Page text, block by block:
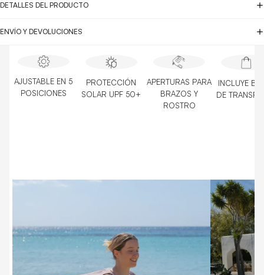
DETALLES DEL PRODUCTO
ENVÍO Y DEVOLUCIONES
AJUSTABLE EN 5
POSICIONES
PROTECCIÓN
SOLAR UPF 50+
APERTURAS PARA
BRAZOS Y
ROSTRO
INCLUYE
DE